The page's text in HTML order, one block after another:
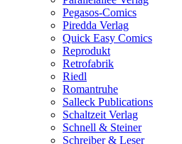
Pegasos-Comics
Piredda Verlag
Quick Easy Comics
Reprodukt
Retrofabrik
Riedl
Romantruhe
Salleck Publications
Schaltzeit Verlag
Schnell & Steiner
Schreiber & Leser